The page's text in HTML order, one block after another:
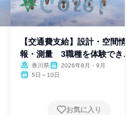
【交通費支給】設計・空間情
報・測量 3職種を体験でき
日間香川県
2026年8月・9月
5日～10日
お気に入り